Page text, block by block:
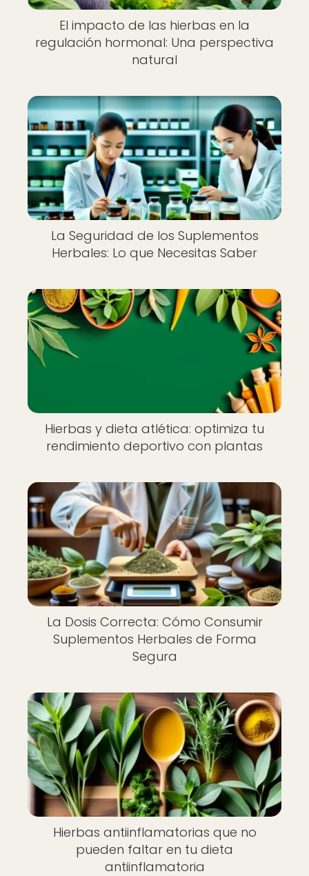
El impacto de las hierbas en la
regulación hormonal: Una perspectiva
natural
La Seguridad de los Suplementos
Herbales: Lo que Necesitas Saber
Hierbas y dieta atlética: optimiza tu
rendimiento deportivo con plantas
La Dosis Correcta: Cómo Consumir
Suplementos Herbales de Forma
Segura
Hierbas antiinflamatorias que no
pueden faltar en tu dieta
antiinflamatoria